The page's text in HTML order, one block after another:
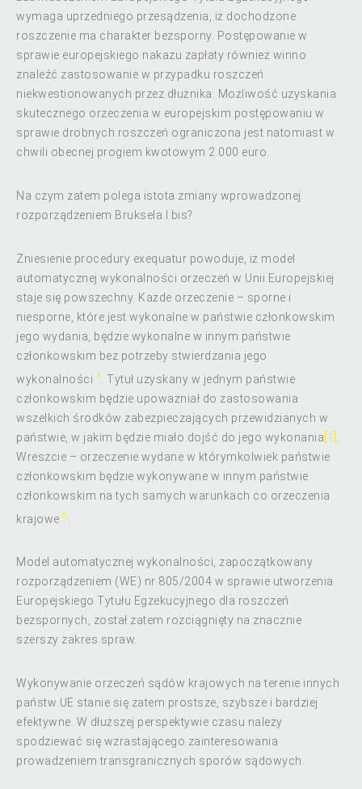
wymaga uprzedniego przesądzenia, iż dochodzone
roszczenie ma charakter bezsporny. Postępowanie w
sprawie europejskiego nakazu zapłaty również winno
znaleźć zastosowanie w przypadku roszczeń
niekwestionowanych przez dłużnika. Możliwość uzyskania
skutecznego orzeczenia w europejskim postępowaniu w
sprawie drobnych roszczeń ograniczona jest natomiast w
chwili obecnej progiem kwotowym 2.000 euro.
Na czym zatem polega istota zmiany wprowadzonej
rozporządzeniem Bruksela I bis?
Zniesienie procedury exequatur powoduje, iż model
automatycznej wykonalności orzeczeń w Unii Europejskiej
staje się powszechny. Każde orzeczenie – sporne i
niesporne, które jest wykonalne w państwie członkowskim
jego wydania, będzie wykonalne w innym państwie
członkowskim bez potrzeby stwierdzania jego
wykonalności 4 . Tytuł uzyskany w jednym państwie
członkowskim będzie upoważniał do zastosowania
wszelkich środków zabezpieczających przewidzianych w
państwie, w jakim będzie miało dojść do jego wykonania [1]
Wreszcie – orzeczenie wydane w którymkolwiek państwie
członkowskim będzie wykonywane w innym państwie
członkowskim na tych samych warunkach co orzeczenia
krajowe 5
Model automatycznej wykonalności, zapoczątkowany
rozporządzeniem (WE) nr 805/2004 w sprawie utworzenia
Europejskiego Tytułu Egzekucyjnego dla roszczeń
bezspornych, został zatem rozciągnięty na znacznie
szerszy zakres spraw.
Wykonywanie orzeczeń sądów krajowych na terenie innych
państw UE stanie się zatem prostsze, szybsze i bardziej
efektywne. W dłuższej perspektywie czasu należy
spodziewać się wzrastającego zainteresowania
prowadzeniem transgranicznych sporów sądowych.